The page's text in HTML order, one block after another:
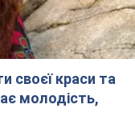
своєї краси та
молодість,